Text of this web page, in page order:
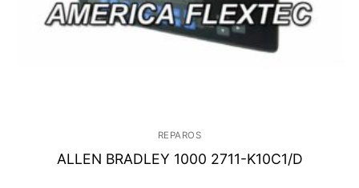
REPAROS
ALLEN BRADLEY 1000 2711-K10C1/D